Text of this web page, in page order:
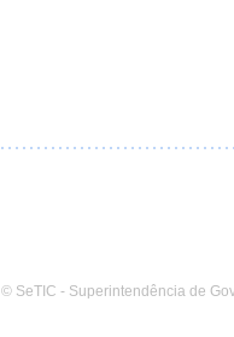
© SeTIC - Superintendência de